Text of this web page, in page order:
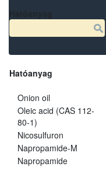
Hatóanyag
Onion oil
Oleic acid (CAS 112-
80-1)
Nicosulfuron
Napropamide-M
Napropamide